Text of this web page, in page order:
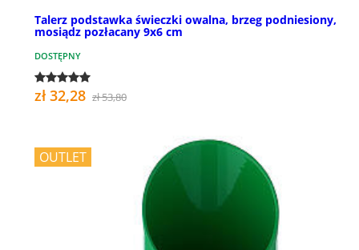
Talerz podstawka świeczki owalna, brzeg podniesiony,
mosiądz pozłacany 9x6 cm
DOSTĘPNY
zł 32,28 zł 53,80
OUTLET